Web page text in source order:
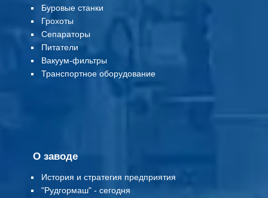
Буровые станки
Грохоты
Сепараторы
Питатели
Вакуум-фильтры
Транспортное оборудование
О заводе
История и стратегия предприятия
"Рудгормаш" - сегодня